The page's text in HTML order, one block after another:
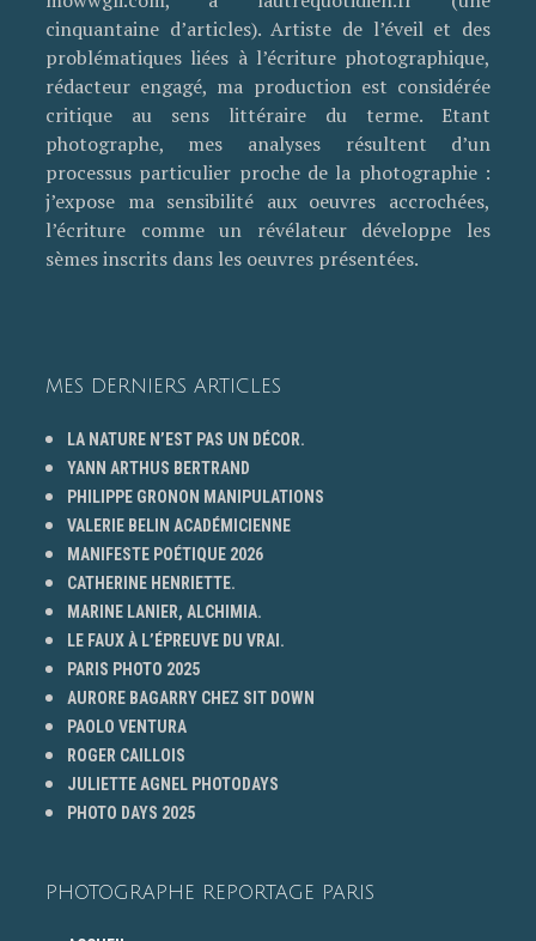
cinquantaine d’articles). Artiste de l’éveil et des
problématiques liées à l’écriture photographique,
rédacteur engagé, ma production est considérée
critique au sens littéraire du terme. Etant
photographe, mes analyses résultent d’un
processus particulier proche de la photographie :
j’expose ma sensibilité aux oeuvres accrochées,
l’écriture comme un révélateur développe les
sèmes inscrits dans les oeuvres présentées.
MES DERNIERS ARTICLES
LA NATURE N’EST PAS UN DÉCOR.
YANN ARTHUS BERTRAND
PHILIPPE GRONON MANIPULATIONS
VALERIE BELIN ACADÉMICIENNE
MANIFESTE POÉTIQUE 2026
CATHERINE HENRIETTE.
MARINE LANIER, ALCHIMIA.
LE FAUX À L’ÉPREUVE DU VRAI.
PARIS PHOTO 2025
AURORE BAGARRY CHEZ SIT DOWN
PAOLO VENTURA
ROGER CAILLOIS
JULIETTE AGNEL PHOTODAYS
PHOTO DAYS 2025
PHOTOGRAPHE REPORTAGE PARIS